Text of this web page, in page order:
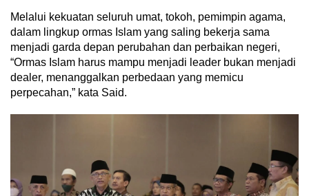
Melalui kekuatan seluruh umat, tokoh, pemimpin agama,
dalam lingkup ormas Islam yang saling bekerja sama
menjadi garda depan perubahan dan perbaikan negeri,
“Ormas Islam harus mampu menjadi leader bukan menjadi
dealer, menanggalkan perbedaan yang memicu
perpecahan,” kata Said.